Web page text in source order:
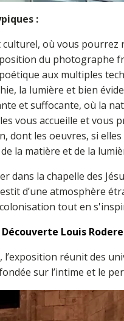
:
culturel, où vous
du photographe
aux multiples
la lumière et bien
et suffocante, où la
vous accueille et
dont les oeuvres, si
la matière et de la
dans la chapelle des
d’une atmosphère
tout en
Louis
l’exposition réunit des
sur l’intime et le